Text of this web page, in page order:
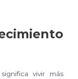
vivir más